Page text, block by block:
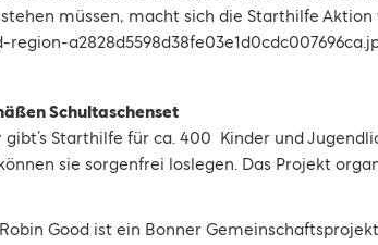
müssen, macht sich die Starthilfe Aktion
Schultaschenset
Starthilfe für ca. 400 Kinder und
sie sorgenfrei loslegen. Das Projekt
Good ist ein Bonner